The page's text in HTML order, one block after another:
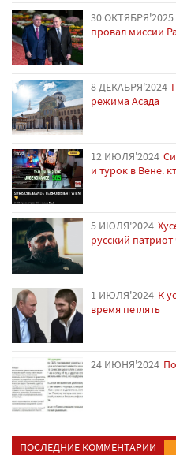
30 ОКТЯБРЯ'2025
провал миссии
8 ДЕКАБРЯ'2024
режима Асада
12 ИЮЛЯ'2024
и турок в Вене:
5 ИЮЛЯ'2024
русский
1 ИЮЛЯ'2024 К
время петлять
24 ИЮНЯ'2024
ПОСЛЕДНИЕ КОММЕНТАРИИ